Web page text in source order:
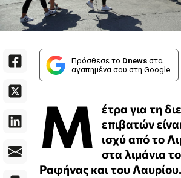
Πρόσθεσε το Dnews στα
αγαπημένα σου στη Google
Μ
έτρα για τη
επιβατών
ισχύ από το
στα λιμάνια
Ραφήνας και του Λαυρίου.